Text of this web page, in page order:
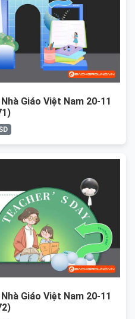
Giáo Việt Nam 20-11
Giáo Việt Nam 20-11